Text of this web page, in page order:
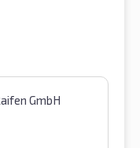
GmbH